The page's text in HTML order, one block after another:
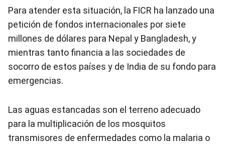
Para atender esta situación, la FICR ha lanzado una
petición de fondos internacionales por siete
millones de dólares para Nepal y Bangladesh, y
mientras tanto financia a las sociedades de
socorro de estos países y de India de su fondo para
emergencias.
Las aguas estancadas son el terreno adecuado
para la multiplicación de los mosquitos
transmisores de enfermedades como la malaria o